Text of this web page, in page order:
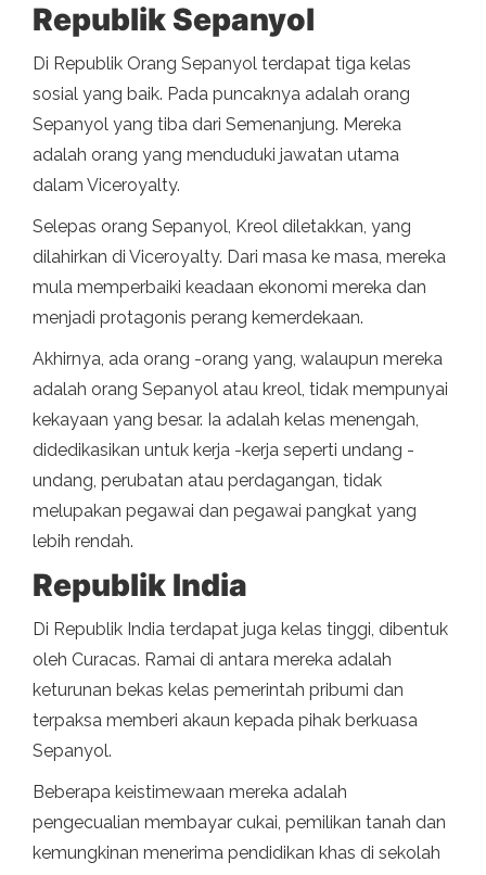
Republik Sepanyol
Di Republik Orang Sepanyol terdapat tiga kelas
sosial yang baik. Pada puncaknya adalah orang
Sepanyol yang tiba dari Semenanjung. Mereka
adalah orang yang menduduki jawatan utama
dalam Viceroyalty.
Selepas orang Sepanyol, Kreol diletakkan, yang
dilahirkan di Viceroyalty. Dari masa ke masa, mereka
mula memperbaiki keadaan ekonomi mereka dan
menjadi protagonis perang kemerdekaan.
Akhirnya, ada orang -orang yang, walaupun mereka
adalah orang Sepanyol atau kreol, tidak mempunyai
kekayaan yang besar. Ia adalah kelas menengah,
didedikasikan untuk kerja -kerja seperti undang -
undang, perubatan atau perdagangan, tidak
melupakan pegawai dan pegawai pangkat yang
lebih rendah.
Republik India
Di Republik India terdapat juga kelas tinggi, dibentuk
oleh Curacas. Ramai di antara mereka adalah
keturunan bekas kelas pemerintah pribumi dan
terpaksa memberi akaun kepada pihak berkuasa
Sepanyol.
Beberapa keistimewaan mereka adalah
pengecualian membayar cukai, pemilikan tanah dan
kemungkinan menerima pendidikan khas di sekolah